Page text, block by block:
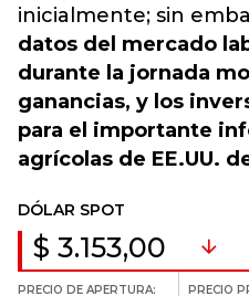
inicialmente; sin
datos del mercado
durante la jornada
ganancias, y los
para el importante
agrícolas de EE.UU.